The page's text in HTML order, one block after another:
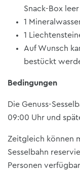
Snack-Box
1
1
Auf Wunsch
bestückt
Bedingungen
Die Genuss-
09:00 Uhr und
Zeitgleich können
Sesselbahn
Personen